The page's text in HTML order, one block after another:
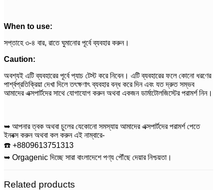
When to use:
সপ্তাহে ৩-৪ বার, রাতে ঘুমানোর পূর্বে ব্যবহার করুন।
Caution:
অবশ্যই এটি ব্যবহারের পূর্বে প্যাচ টেস্ট করে নিবেন। এটি ব্যবহারের ফলে কোনো ধরণের
পার্শ্বপ্রতিক্রিয়া দেখা দিলে তৎক্ষণাৎ ব্যবহার বন্ধ করে দিন এবং যত দ্রুত সম্ভব
আমাদের এক্সপার্টদের সাথে যোগাযোগ করুন অথবা একজন ডার্মাটোলজিস্টের পরামর্শ নিন।
➥ আপনার ত্বক অথবা চুলের যেকোনো সমস্যায় আমাদের এক্সপার্টদের পরামর্শ পেতে
ইনবক্স করুন অথবা কল করুন এই নাম্বারে-
☎️ +8809613751313
➥ Orgagenic দিচ্ছে সারা বাংলাদেশে পণ্য পৌঁছে দেয়ার নিশ্চয়তা।
Related products